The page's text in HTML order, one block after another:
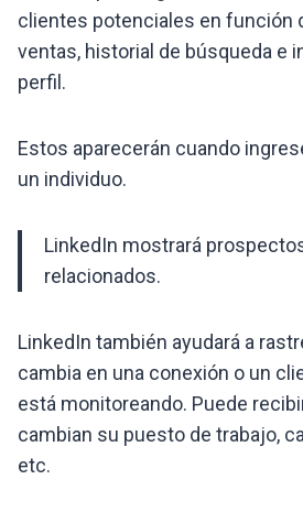
clientes potenciales en función
ventas, historial de búsqueda e
perfil.
Estos aparecerán cuando
un individuo.
LinkedIn mostrará
relacionados.
LinkedIn también ayudará a
cambia en una conexión o un
está monitoreando. Puede
cambian su puesto de trabajo,
etc.